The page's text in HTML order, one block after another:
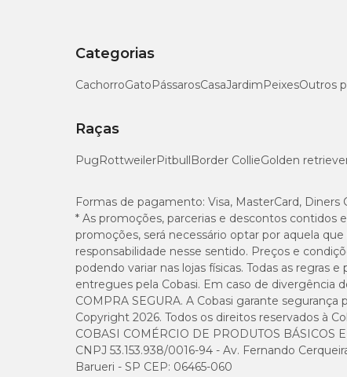
Categorias
CachorroGatoPássarosCasaJardimPeixesOutros
Raças
PugRottweilerPitbullBorder CollieGolden
Formas de pagamento: Visa, MasterCard, Diners
* As promoções, parcerias e descontos contidos
promoções, será necessário optar por aquela
responsabilidade nesse sentido. Preços e
podendo variar nas lojas físicas. Todas as regras
entregues pela Cobasi. Em caso de divergência
COMPRA SEGURA. A Cobasi garante segurança
Copyright 2026. Todos os direitos reservados à
COBASI COMÉRCIO DE PRODUTOS BÁSICOS
CNPJ 53.153.938/0016-94 - Av. Fernando
Barueri - SP CEP: 06465-060